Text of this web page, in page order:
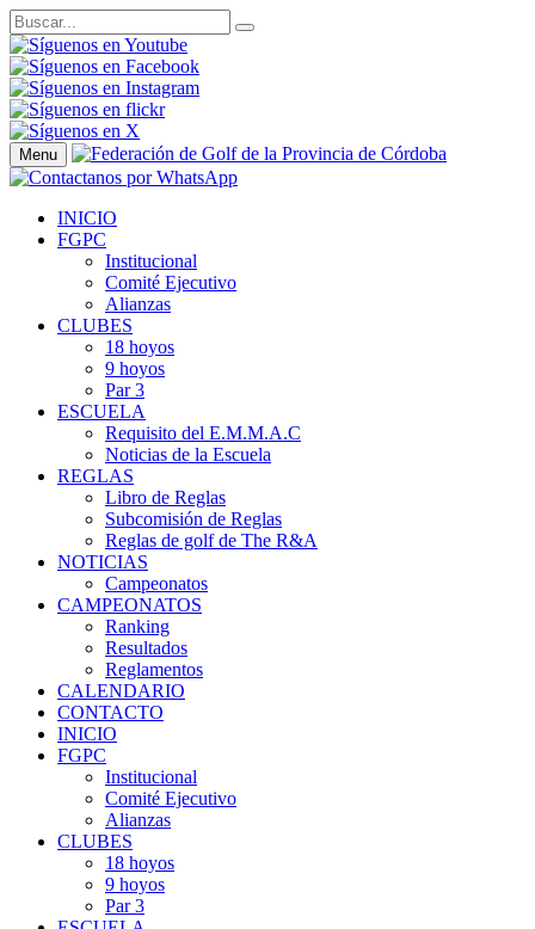
Menu
INICIO
FGPC
Institucional
Comité Ejecutivo
Alianzas
CLUBES
18 hoyos
9 hoyos
Par 3
ESCUELA
Requisito del E.M.M.A.C
Noticias de la Escuela
REGLAS
Libro de Reglas
Subcomisión de Reglas
Reglas de golf de The R&A
NOTICIAS
Campeonatos
CAMPEONATOS
Ranking
Resultados
Reglamentos
CALENDARIO
CONTACTO
INICIO
FGPC
Institucional
Comité Ejecutivo
Alianzas
CLUBES
18 hoyos
9 hoyos
Par 3